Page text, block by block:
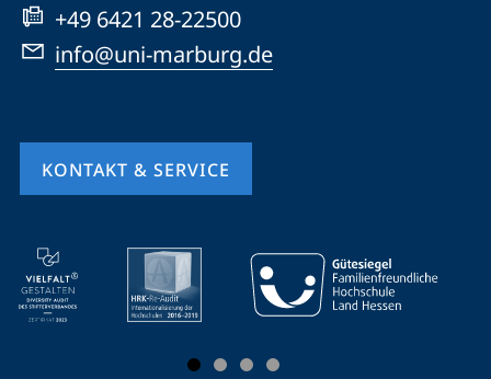
+49 6421 28-22500
info@uni-marburg.de
KONTAKT & SERVICE
Mobile-
Service-
Navigation